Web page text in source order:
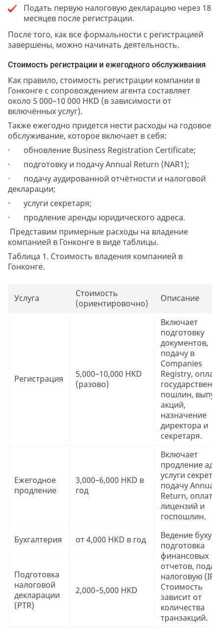
Подать первую налоговую декларацию через 18
месяцев после регистрации.
После того, как все формальности с регистрацией
завершены, можно начинать деятельность.
Стоимость регистрации и ежегодного обслуживания
Как правило, стоимость регистрации компании в
Гонконге с сопровождением агента составляет
около 5 000–10 000 HKD (в зависимости от
включённых услуг).
Также ежегодно придется нести расходы на годовое
обслуживание, которое включает в себя:
· обновление Business Registration Certificate;
· подготовку и подачу Annual Return (NAR1);
· подачу аудированной отчётности и налоговой
декларации;
· услуги секретаря;
· продление аренды юридического адреса.
Представим примерные расходы на владение
компанией в Гонконге в виде таблицы.
Таблица 1. Стоимость владения компанией в
Гонконге.
Услуга
Стоимость
(ориентировочно)
Описание
Регистрация
5,000–10,000 HKD
(разово)
Включает
подготовку
документов,
подачу в
Companies
Registry,
пошлин,
акций,
назначение
директора и
секретаря.
Ежегодное
продление
3,000–6,000 HKD в
год
Включает
продление
услуги
подачу Annual
Return, оплату
лицензий и
госпошлин.
Бухгалтерия от 4,000 HKD в год
Ведение
подготовка
финансовых
отчетов,
налоговую
Стоимость
зависит от
количества
транзакций.
Подготовка
налоговой
декларации
(PTR)
2,000–5,000 HKD